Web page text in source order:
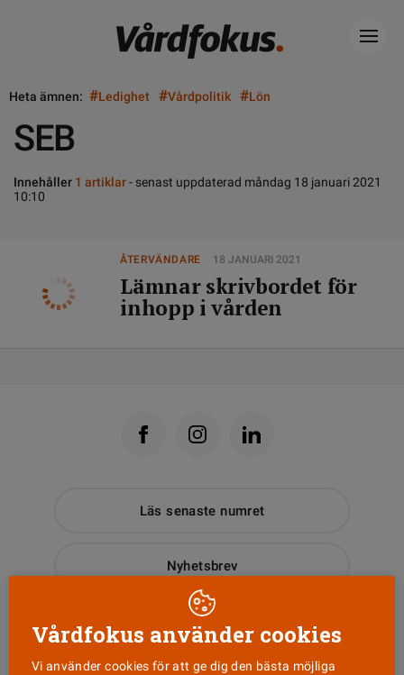
Heta ämnen: #Ledighet #Vårdpolitik #Lön
SEB
Innehåller 1 artiklar- senast uppdaterad måndag 18 januari 2021
10:10
ÅTERVÄNDARE 18 JANUARI 2021
Lämnar skrivbordet för
inhopp i vården
Läs senaste numret
Nyhetsbrev
Tipsa oss!
Vårdfokus använder cookies
Vi använder cookies för att ge dig den bästa möjliga